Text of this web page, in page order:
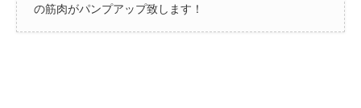
の筋肉がパンプアップ致します！